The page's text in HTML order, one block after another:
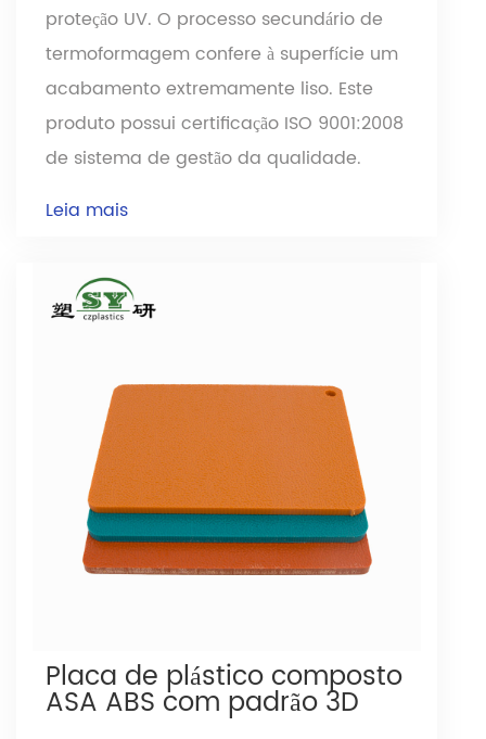
proteção UV. O processo secundário de
termoformagem confere à superfície um
acabamento extremamente liso. Este
produto possui certificação ISO 9001:2008
de sistema de gestão da qualidade.
Leia mais
Placa de plástico composto
ASA ABS com padrão 3D